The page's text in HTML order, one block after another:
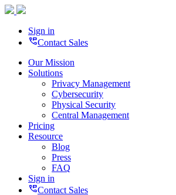
Sign in
perm_phone_msgContact Sales
Our Mission
Solutions
Privacy Management
Cybersecurity
Physical Security
Central Management
Pricing
Resource
Blog
Press
FAQ
Sign in
perm_phone_msgContact Sales